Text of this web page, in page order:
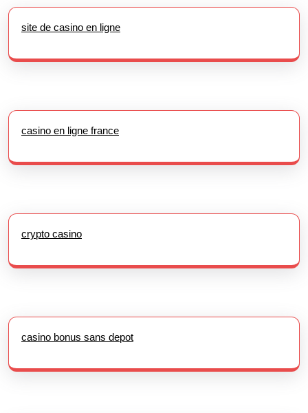
site de casino en ligne
casino en ligne france
crypto casino
casino bonus sans depot